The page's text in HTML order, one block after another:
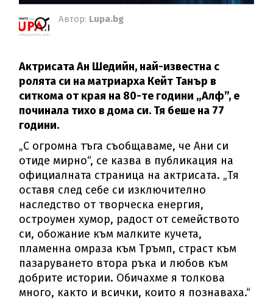
Автор: Lupa.bg
Актрисата Ан Шедийн, най-известна с
ролята си на матриарха Кейт Танър в
ситкома от края на 80-те години „Алф”, е
починала тихо в дома си. Тя беше на 77
години.
„С огромна тъга съобщаваме, че Ани си
отиде мирно“, се казва в публикация на
официалната страница на актрисата. „Тя
оставя след себе си изключително
наследство от творческа енергия,
остроумен хумор, радост от семейството
си, обожание към малките кучета,
пламенна омраза към Тръмп, страст към
пазаруването втора ръка и любов към
добрите истории. Обичахме я толкова
много, както и всички, които я познаваха.“